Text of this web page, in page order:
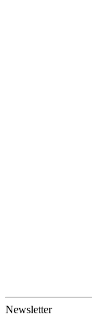
Newsletter